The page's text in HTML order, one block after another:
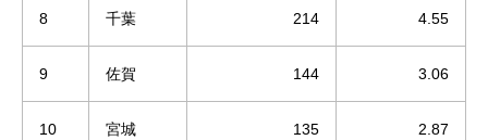
8 千葉 214 4.55
9 佐賀 144 3.06
10 宮城 135 2.87